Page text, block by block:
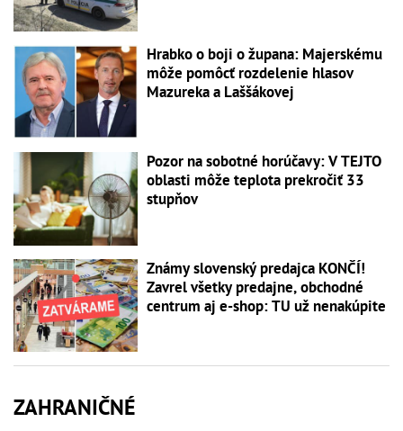
Hrabko o boji o župana: Majerskému
môže pomôcť rozdelenie hlasov
Mazureka a Laššákovej
Pozor na sobotné horúčavy: V TEJTO
oblasti môže teplota prekročiť 33
stupňov
Známy slovenský predajca KONČÍ!
Zavrel všetky predajne, obchodné
centrum aj e-shop: TU už nenakúpite
ZAHRANIČNÉ